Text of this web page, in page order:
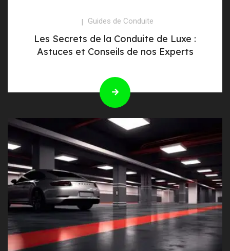
Guides de Conduite
Les Secrets de la Conduite de Luxe :
Astuces et Conseils de nos Experts